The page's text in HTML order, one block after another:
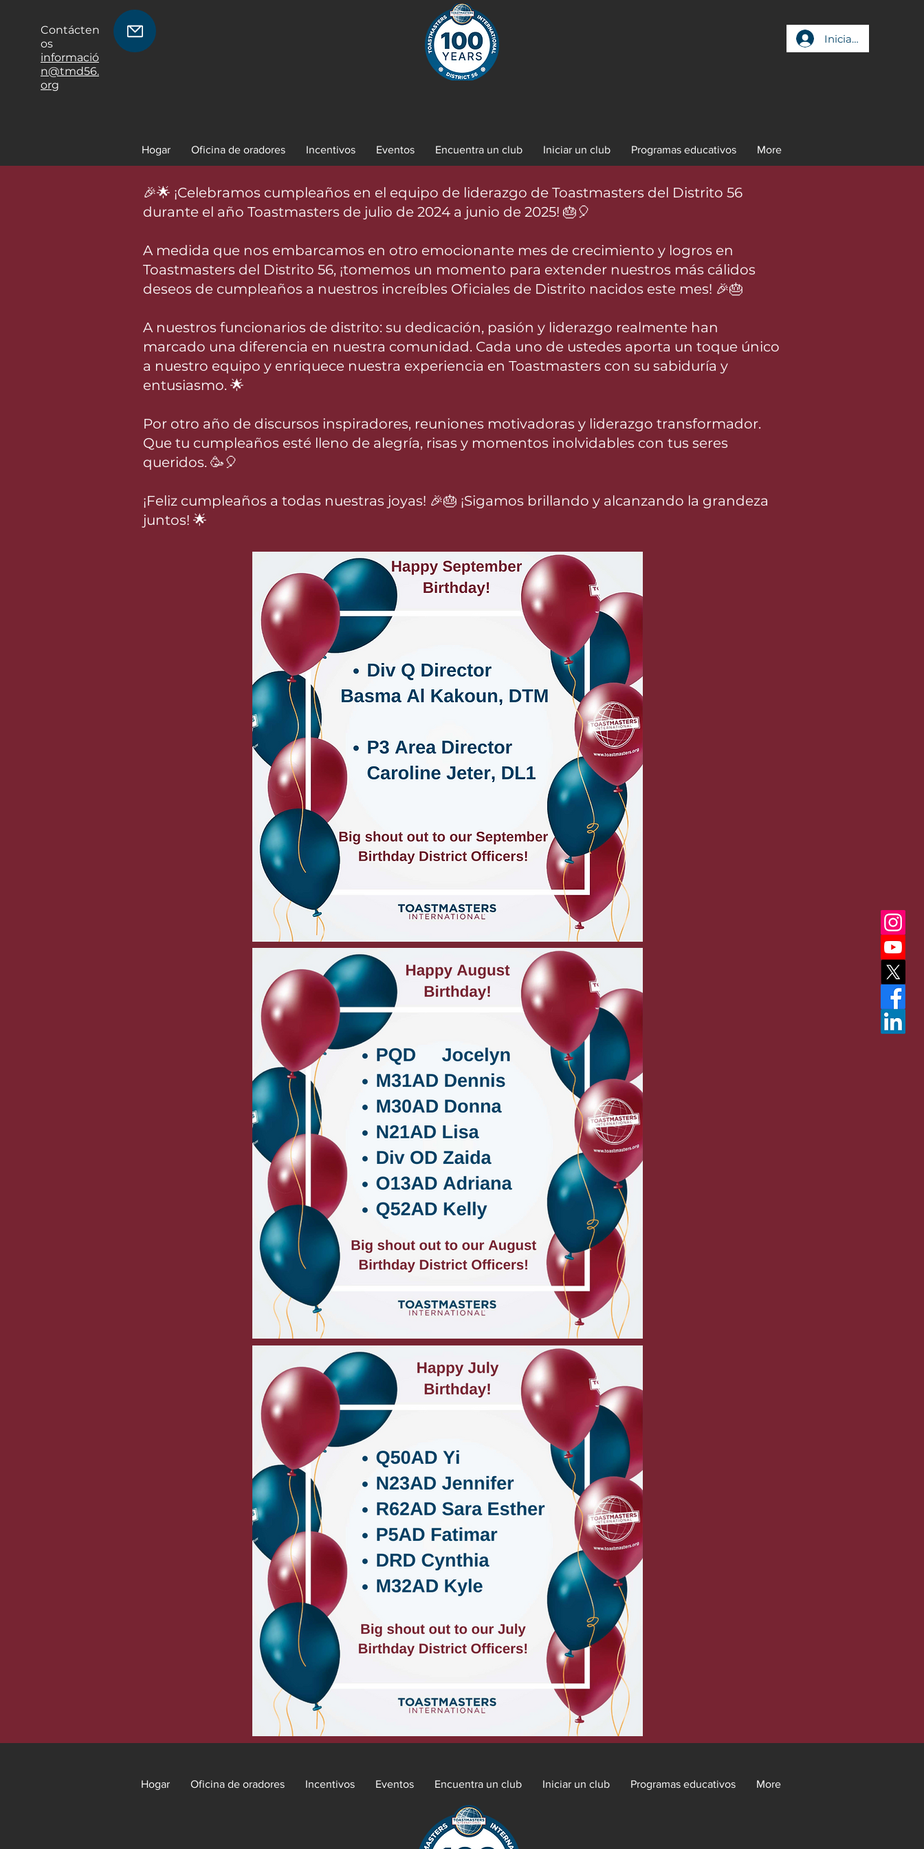
Contácten
os
informació
n@tmd56.
org
Iniciar sesión
Hogar Oficina de oradores Incentivos Eventos Encuentra un club Iniciar un club Programas educativos More
🎉🌟 ¡Celebramos cumpleaños en el equipo de liderazgo de Toastmasters del Distrito 56
durante el año Toastmasters de julio de 2024 a junio de 2025! 🎂🎈
A medida que nos embarcamos en otro emocionante mes de crecimiento y logros en
Toastmasters del Distrito 56, ¡tomemos un momento para extender nuestros más cálidos
deseos de cumpleaños a nuestros increíbles Oficiales de Distrito nacidos este mes! 🎉🎂
A nuestros funcionarios de distrito: su dedicación, pasión y liderazgo realmente han
marcado una diferencia en nuestra comunidad. Cada uno de ustedes aporta un toque único
a nuestro equipo y enriquece nuestra experiencia en Toastmasters con su sabiduría y
entusiasmo. 🌟
Por otro año de discursos inspiradores, reuniones motivadoras y liderazgo transformador.
Que tu cumpleaños esté lleno de alegría, risas y momentos inolvidables con tus seres
queridos. 🥳🎈
¡Feliz cumpleaños a todas nuestras joyas! 🎉🎂 ¡Sigamos brillando y alcanzando la grandeza
juntos! 🌟
Hogar Oficina de oradores Incentivos Eventos Encuentra un club Iniciar un club Programas educativos More